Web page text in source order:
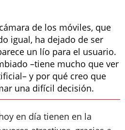
de los móviles, que
igual, ha dejado de ser
un lío para el usuario.
–tiene mucho que ver
y por qué creo que
una difícil decisión.
en día tienen en la